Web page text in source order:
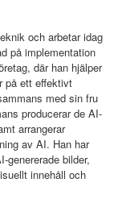
och arbetar idag
på implementation
där han hjälper
på ett effektivt
med sin fru
producerar de AI-
arrangerar
av AI. Han har
genererade bilder,
innehåll och